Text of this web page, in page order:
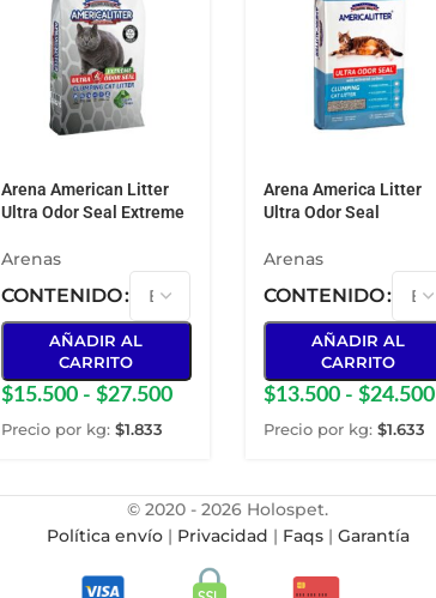
Arena American Litter
Ultra Odor Seal Extreme
Arenas
CONTENIDO
AÑADIR AL
CARRITO
$15.500 - $27.500
Precio por kg: $1.833
Arena America Litter
Ultra Odor Seal
Arenas
CONTENIDO
AÑADIR AL
CARRITO
$13.500 - $24.500
Precio por kg: $1.633
© 2020 - 2026 Holospet.
Política envío| Privacidad | Faqs| Garantía